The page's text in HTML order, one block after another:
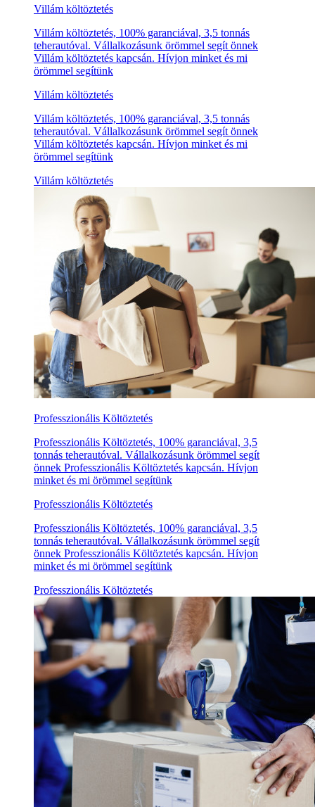
Villám költöztetés
Villám költöztetés, 100% garanciával, 3,5 tonnás
teherautóval. Vállalkozásunk örömmel segít önnek
Villám költöztetés kapcsán. Hívjon minket és mi
örömmel segítünk
Villám költöztetés
Villám költöztetés, 100% garanciával, 3,5 tonnás
teherautóval. Vállalkozásunk örömmel segít önnek
Villám költöztetés kapcsán. Hívjon minket és mi
örömmel segítünk
Villám költöztetés
Professzionális Költöztetés
Professzionális Költöztetés, 100% garanciával, 3,5
tonnás teherautóval. Vállalkozásunk örömmel segít
önnek Professzionális Költöztetés kapcsán. Hívjon
minket és mi örömmel segítünk
Professzionális Költöztetés
Professzionális Költöztetés, 100% garanciával, 3,5
tonnás teherautóval. Vállalkozásunk örömmel segít
önnek Professzionális Költöztetés kapcsán. Hívjon
minket és mi örömmel segítünk
Professzionális Költöztetés